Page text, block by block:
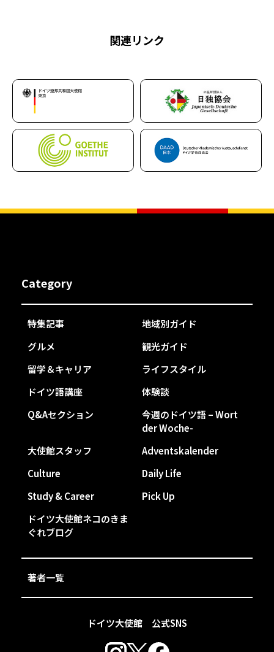
関連リンク
ドイツ大使館 公式SNS
Category
特集記事
地域別ガイド
グルメ
観光ガイド
留学＆キャリア
ライフスタイル
ドイツ語講座
体験談
Q&Aセクション
今週のドイツ語 – Wort
der Woche-
大使館スタッフ
Adventskalender
Culture
Daily Life
Study & Career
Pick Up
ドイツ大使館ネコのきま
ぐれブログ
著者一覧